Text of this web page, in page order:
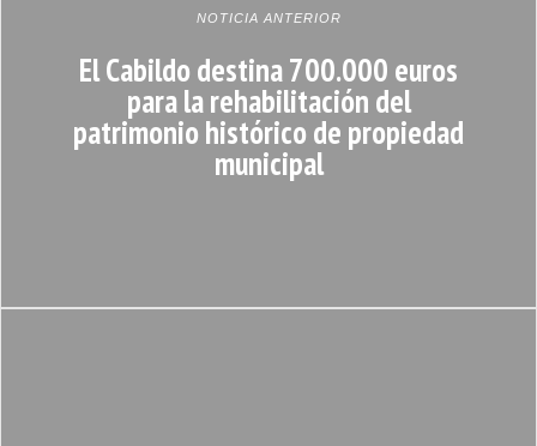
NOTICIA ANTERIOR
El Cabildo destina 700.000 euros
para la rehabilitación del
patrimonio histórico de propiedad
municipal